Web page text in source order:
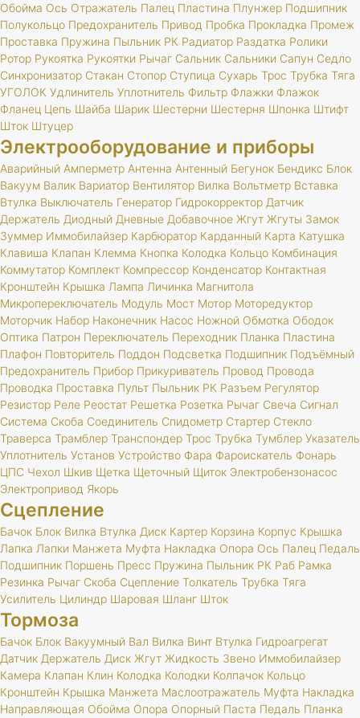
Обойма Ось Отражатель Палец Пластина Плунжер Подшипник
Полукольцо Предохранитель Привод Пробка Прокладка Промеж
Проставка Пружина Пыльник РК Радиатор Раздатка Ролики
Ротор Рукоятка Рукоятки Рычаг Сальник Сальники Сапун Седло
Синхронизатор Стакан Стопор Ступица Сухарь Трос Трубка Тяга
УГОЛОК Удлинитель Уплотнитель Фильтр Флажки Флажок
Фланец Цепь Шайба Шарик Шестерни Шестерня Шпонка Штифт
Шток Штуцер
Электрооборудование и приборы
Аварийный Амперметр Антенна Антенный Бегунок Бендикс Блок
Вакуум Валик Вариатор Вентилятор Вилка Вольтметр Вставка
Втулка Выключатель Генератор Гидрокорректор Датчик
Держатель Диодный Дневные Добавочное Жгут Жгуты Замок
Зуммер Иммобилайзер Карбюратор Карданный Карта Катушка
Клавиша Клапан Клемма Кнопка Колодка Кольцо Комбинация
Коммутатор Комплект Компрессор Конденсатор Контактная
Кронштейн Крышка Лампа Личинка Магнитола
Микропереключатель Модуль Мост Мотор Моторедуктор
Моторчик Набор Наконечник Насос Ножной Обмотка Ободок
Оптика Патрон Переключатель Переходник Планка Пластина
Плафон Повторитель Поддон Подсветка Подшипник Подъёмный
Предохранитель Прибор Прикуриватель Провод Провода
Проводка Проставка Пульт Пыльник РК Разъем Регулятор
Резистор Реле Реостат Решетка Розетка Рычаг Свеча Сигнал
Система Скоба Соединитель Спидометр Стартер Стекло
Траверса Трамблер Транспондер Трос Трубка Тумблер Указатель
Уплотнитель Установ Устройство Фара Фароискатель Фонарь
ЦПС Чехол Шкив Щетка Щеточный Щиток Электробензонасос
Электропривод Якорь
Сцепление
Бачок Блок Вилка Втулка Диск Картер Корзина Корпус Крышка
Лапка Лапки Манжета Муфта Накладка Опора Ось Палец Педаль
Подшипник Поршень Пресс Пружина Пыльник РК Раб Рамка
Резинка Рычаг Скоба Сцепление Толкатель Трубка Тяга
Усилитель Цилиндр Шаровая Шланг Шток
Тормоза
Бачок Блок Вакуумный Вал Вилка Винт Втулка Гидроагрегат
Датчик Держатель Диск Жгут Жидкость Звено Иммобилайзер
Камера Клапан Клин Колодка Колодки Колпачок Кольцо
Кронштейн Крышка Манжета Маслоотражатель Муфта Накладка
Направляющая Обойма Опора Опорный Паста Педаль Планка